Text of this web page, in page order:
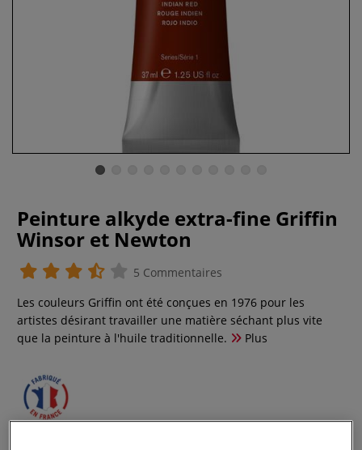
Peinture alkyde extra-fine Griffin
Winsor et Newton
5 Commentaires
Les couleurs Griffin ont été conçues en 1976 pour les
artistes désirant travailler une matière séchant plus vite
que la peinture à l'huile traditionnelle.
Plus